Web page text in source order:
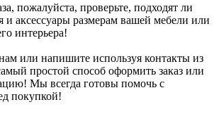
пожалуйста, проверьте, подходят ли
и аксессуары размерам вашей мебели или
интерьера!
или напишите используя контакты из
простой способ оформить заказ или
Мы всегда готовы помочь с
покупкой!